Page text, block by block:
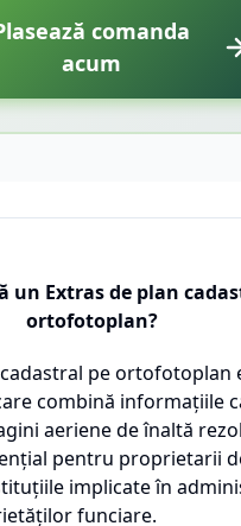
comanda
acum
un Extras de plan
ortofotoplan?
pe ortofotoplan
combină informațiile
aeriene de înaltă
pentru proprietarii
implicate în
funciare.